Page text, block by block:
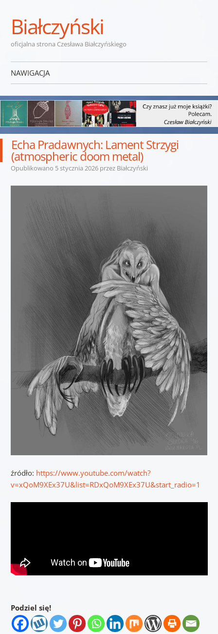
Białczyński
oficjalna strona Czesława Białczyńskiego
NAWIGACJA
Echa Pradawnych: Lament Strzygi
(atmospheric doom metal)
Opublikowano 5 stycznia 2026przez Białczyński
źródło: https://www.youtube.com/watch?
v=xQoM9XEx37U&list=RDxQoM9XEx37U&start_radio=1
Podziel się!